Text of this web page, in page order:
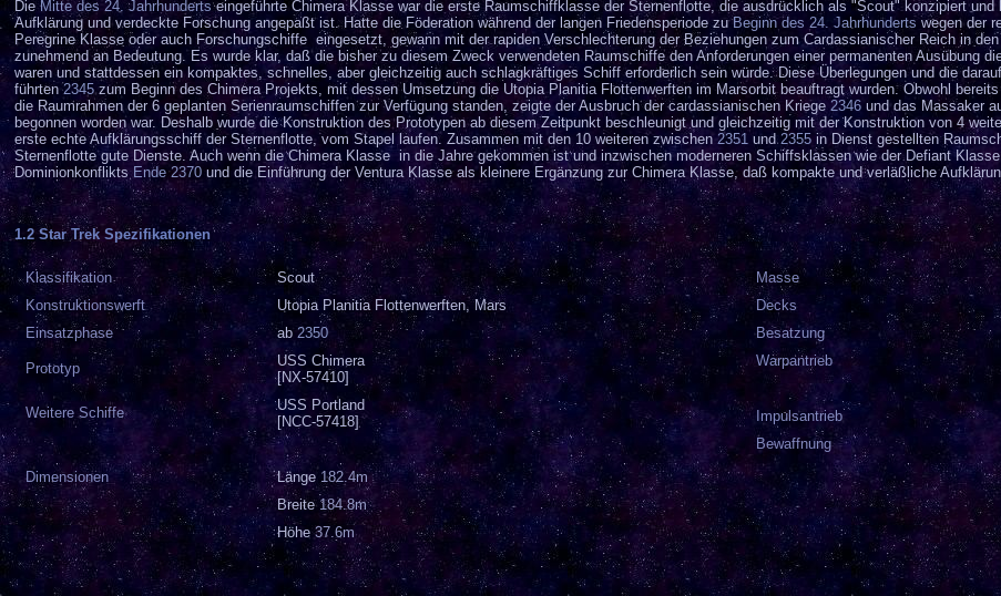
Die Mitte des 24. Jahrhundertseingeführte Chimera Klasse war die erste Raumschiffklasse der Sternenflotte, die ausdrücklich als "Scout" konzipiert und
Aufklärung und verdeckte Forschung angepaßt ist. Hatte die Föderation während der langen Friedensperiode zuBeginn des 24. Jahrhundertswegen der
Peregrine Klasse oder auch Forschungschiffe eingesetzt, gewann mit der rapiden Verschlechterung der Beziehungen zum Cardassianischer Reich in den
zunehmend an Bedeutung. Es wurde klar, daß die bisher zu diesem Zweck verwendeten Raumschiffe den Anforderungen einer permanenten Ausübung
waren und stattdessen ein kompaktes, schnelles, aber gleichzeitig auch schlagkräftiges Schiff erforderlich sein würde. Diese Überlegungen und die
führten2345zum Beginn des Chimera Projekts, mit dessen Umsetzung die Utopia Planitia Flottenwerften im Marsorbit beauftragt wurden. Obwohl
die Raumrahmen der 6 geplanten Serienraumschiffen zur Verfügung standen, zeigte der Ausbruch der cardassianischen Kriege 2346 und das Massaker
begonnen worden war. Deshalb wurde die Konstruktion des Prototypen ab diesem Zeitpunkt beschleunigt und gleichzeitig mit der Konstruktion von 4
erste echte Aufklärungsschiff der Sternenflotte, vom Stapel laufen. Zusammen mit den 10 weiteren zwischen2351 und 2355 in Dienst gestellten
Sternenflotte gute Dienste. Auch wenn die Chimera Klasse in die Jahre gekommen ist und inzwischen moderneren Schiffsklassen wie der Defiant
Dominionkonflikts Ende 2370 und die Einführung der Ventura Klasse als kleinere Ergänzung zur Chimera Klasse, daß kompakte und verläßliche
1.2 Star Trek Spezifikationen
Klassifikation
Scout
Konstruktionswerft
Utopia Planitia Flottenwerften, Mars
Einsatzphase
ab 2350
Prototyp
USS Chimera
[NX-57410]
Weitere Schiffe
USS Portland
[NCC-57418]
Dimensionen Länge 182.4m
Breite184.8m
Höhe37.6m
Masse
Decks
Besatzung
Warpantrieb
Impulsantrieb
Bewaffnung